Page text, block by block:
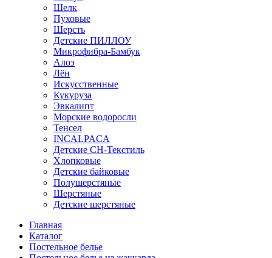
Шелк
Пуховые
Шерсть
Детские ПИЛЛОУ
Микрофибра-Бамбук
Алоэ
Лён
Искусственные
Кукуруза
Эвкалипт
Морские водоросли
Тенсел
INCALPACA
Детские СН-Текстиль
Хлопковые
Детские байковые
Полушерстяные
Шерстяные
Детские шерстяные
Главная
Каталог
Постельное белье